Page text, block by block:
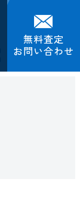
無料査定
お問い合わせ